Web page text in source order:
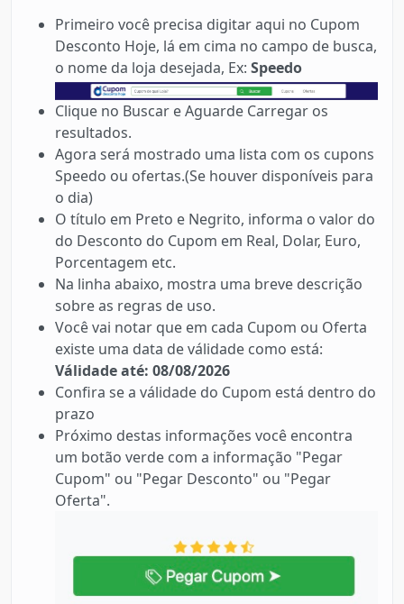
Primeiro você precisa digitar aqui no Cupom
Desconto Hoje, lá em cima no campo de busca,
o nome da loja desejada, Ex: Speedo
Clique no Buscar e Aguarde Carregar os
resultados.
Agora será mostrado uma lista com os cupons
Speedo ou ofertas.(Se houver disponíveis para
o dia)
O título em Preto e Negrito, informa o valor do
do Desconto do Cupom em Real, Dolar, Euro,
Porcentagem etc.
Na linha abaixo, mostra uma breve descrição
sobre as regras de uso.
Você vai notar que em cada Cupom ou Oferta
existe uma data de válidade como está:
Válidade até: 08/08/2026
Confira se a válidade do Cupom está dentro do
prazo
Próximo destas informações você encontra
um botão verde com a informação "Pegar
Cupom" ou "Pegar Desconto" ou "Pegar
Oferta".